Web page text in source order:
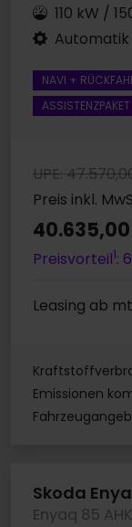
110 kW /
Automatik
NAVI +
ASSISTENZPAKET
UPE:
Preis inkl.
40.635,00
Preisvorteil1:
Leasing ab
Emissionen
Skoda